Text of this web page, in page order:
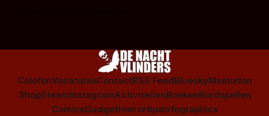
ColofonVacaturesContactRSS FeedBlueskyMastodon
ShopSteamInstagramActiviteitenBoekenBordspellen
ComicsGadgetHorrortipsInfographics